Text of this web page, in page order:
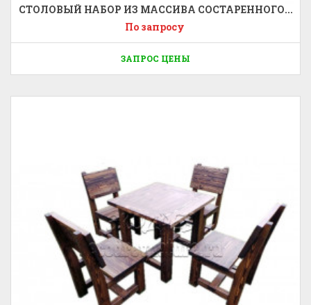
СТОЛОВЫЙ НАБОР ИЗ МАССИВА СОСТАРЕННОГО...
По запросу
ЗАПРОС ЦЕНЫ